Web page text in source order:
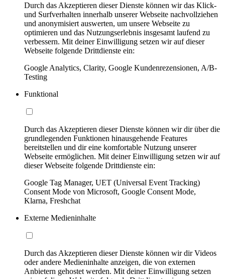
Durch das Akzeptieren dieser Dienste können wir das Klick-
und Surfverhalten innerhalb unserer Webseite nachvollziehen
und anonymisiert auswerten, um unsere Webseite zu
optimieren und das Nutzungserlebnis insgesamt laufend zu
verbessern. Mit deiner Einwilligung setzen wir auf dieser
Webseite folgende Drittdienste ein:
Google Analytics, Clarity, Google Kundenrezensionen, A/B-
Testing
Funktional
Durch das Akzeptieren dieser Dienste können wir dir über die
grundlegenden Funktionen hinausgehende Features
bereitstellen und dir eine komfortable Nutzung unserer
Webseite ermöglichen. Mit deiner Einwilligung setzen wir auf
dieser Webseite folgende Drittdienste ein:
Google Tag Manager, UET (Universal Event Tracking)
Consent Mode von Microsoft, Google Consent Mode,
Klarna, Freshchat
Externe Medieninhalte
Durch das Akzeptieren dieser Dienste können wir dir Videos
oder andere Medieninhalte anzeigen, die von externen
Anbietern gehostet werden. Mit deiner Einwilligung setzen